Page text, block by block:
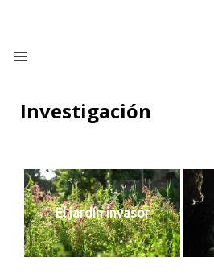
Investigación
El jardín invasor